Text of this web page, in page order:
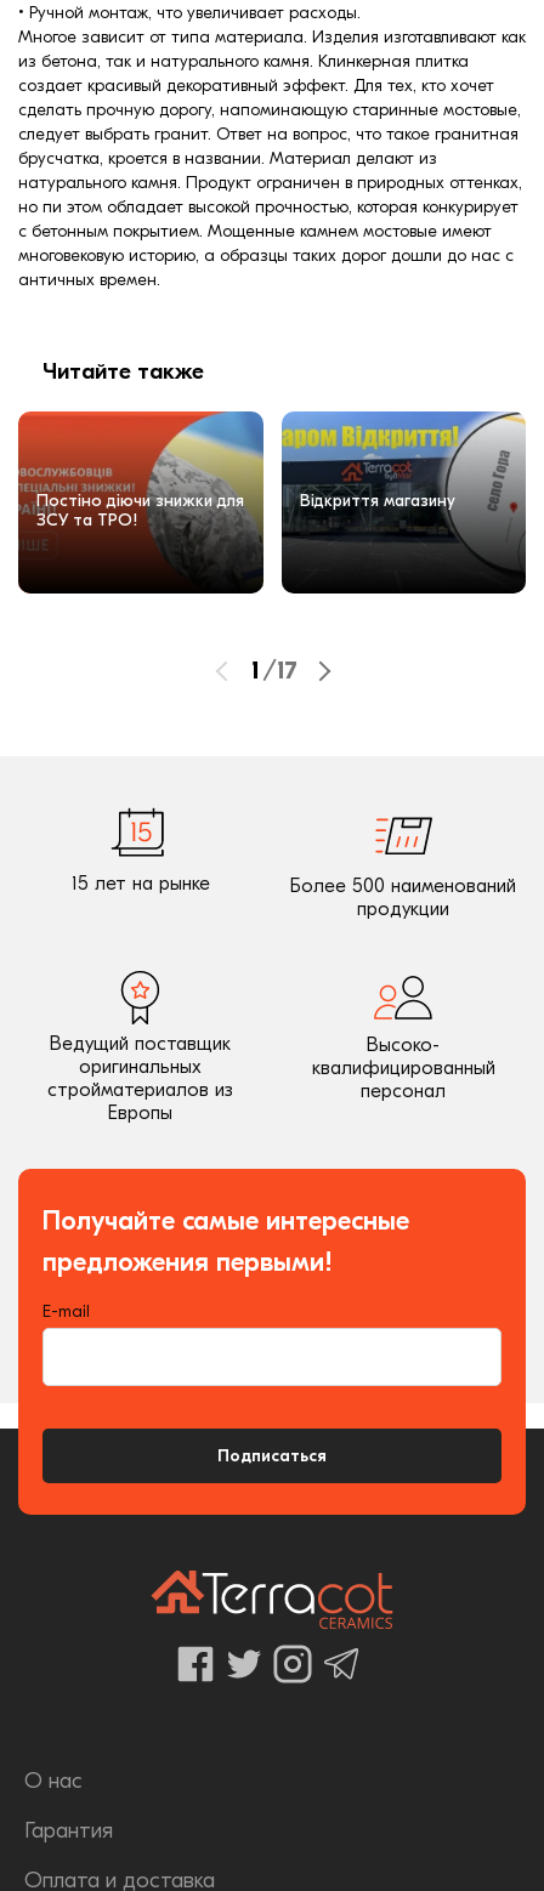
• Ручной монтаж, что увеличивает расходы.
Многое зависит от типа материала. Изделия изготавливают как
из бетона, так и натурального камня. Клинкерная плитка
создает красивый декоративный эффект. Для тех, кто хочет
сделать прочную дорогу, напоминающую старинные мостовые,
следует выбрать гранит. Ответ на вопрос, что такое гранитная
брусчатка, кроется в названии. Материал делают из
натурального камня. Продукт ограничен в природных оттенках,
но пи этом обладает высокой прочностью, которая конкурирует
с бетонным покрытием. Мощенные камнем мостовые имеют
многовековую историю, а образцы таких дорог дошли до нас с
античных времен.
Читайте также
Постіно діючи знижки для
ЗСУ та ТРО!
Відкриття магазину
1 /17
15 лет на рынке
Более 500 наименований
продукции
Ведущий поставщик
оригинальных
стройматериалов из
Европы
Высоко-
квалифицированный
персонал
Получайте самые интересные
предложения первыми!
E-mail
Подписаться
О нас
Гарантия
Оплата и доставка